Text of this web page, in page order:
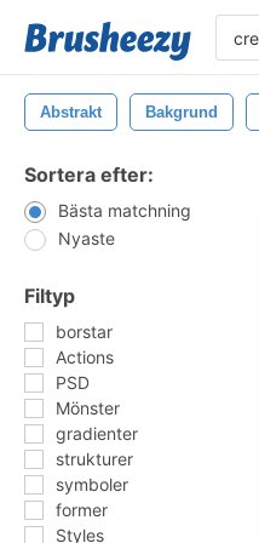
Abstrakt Bakgrund
Sortera efter:
Bästa matchning
Nyaste
Filtyp
borstar
Actions
PSD
Mönster
gradienter
strukturer
symboler
former
Styles